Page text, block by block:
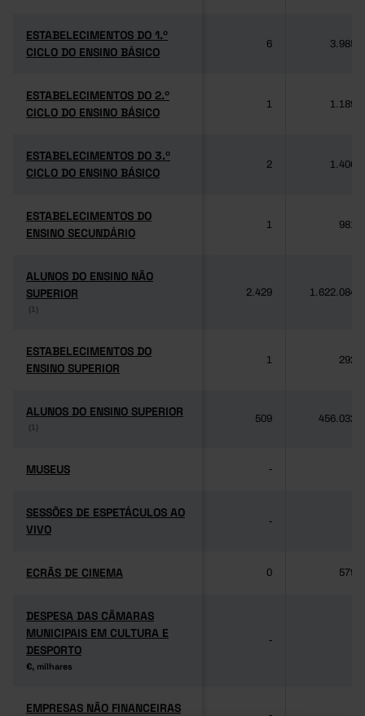
ESTABELECIMENTOS DO 1.º
CICLO DO ENSINO BÁSICO
ESTABELECIMENTOS DO 1.º
CICLO DO ENSINO BÁSICO
6 3.985
ESTABELECIMENTOS DO 2.º
CICLO DO ENSINO BÁSICO
ESTABELECIMENTOS DO 2.º
CICLO DO ENSINO BÁSICO
1 1.189
ESTABELECIMENTOS DO 3.º
CICLO DO ENSINO BÁSICO
ESTABELECIMENTOS DO 3.º
CICLO DO ENSINO BÁSICO
2 1.406
ESTABELECIMENTOS DO
ENSINO SECUNDÁRIO
ESTABELECIMENTOS DO
ENSINO SECUNDÁRIO
1 981
ALUNOS DO ENSINO NÃO
SUPERIOR
(1)
ALUNOS DO ENSINO NÃO
SUPERIOR
(1)
2.429 1.622.084
ESTABELECIMENTOS DO
ENSINO SUPERIOR
ESTABELECIMENTOS DO
ENSINO SUPERIOR
1 292
ALUNOS DO ENSINO SUPERIOR
(1)
ALUNOS DO ENSINO SUPERIOR
(1)
509 456.032
MUSEUS
MUSEUS -
SESSÕES DE ESPETÁCULOS AO
VIVO
SESSÕES DE ESPETÁCULOS AO
VIVO
-
ECRÃS DE CINEMA
ECRÃS DE CINEMA 0 579
DESPESA DAS CÂMARAS
MUNICIPAIS EM CULTURA E
DESPORTO
€, milhares
DESPESA DAS CÂMARAS
MUNICIPAIS EM CULTURA E
DESPORTO
€, milhares
-
EMPRESAS NÃO FINANCEIRAS
EMPRESAS NÃO FINANCEIRAS